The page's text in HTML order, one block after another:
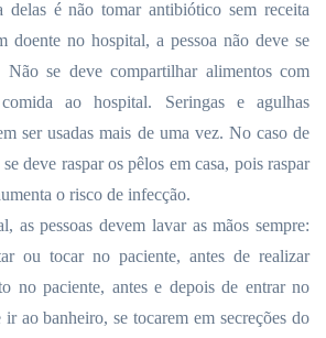
delas é não tomar antibiótico sem receita
doente no hospital, a pessoa não deve se
Não se deve compartilhar alimentos com
ao hospital. Seringas e agulhas
ser usadas mais de uma vez. No caso de
deve raspar os pêlos em casa, pois raspar
o risco de infecção.
as pessoas devem lavar as mãos sempre:
ou tocar no paciente, antes de realizar
no paciente, antes e depois de entrar no
ao banheiro, se tocarem em secreções do